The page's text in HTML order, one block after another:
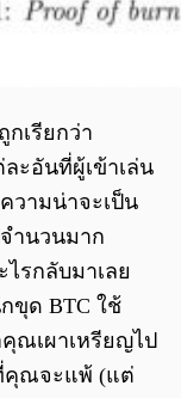
กเรียกว่า
ละอันที่ผู้เข้าเล่น
วามน่าจะเป็น
ำนวนมาก
ไรกลับมาเลย
ขุด BTC ใช้
ณเผาเหรียญไป
คุณจะแพ้ (แต่